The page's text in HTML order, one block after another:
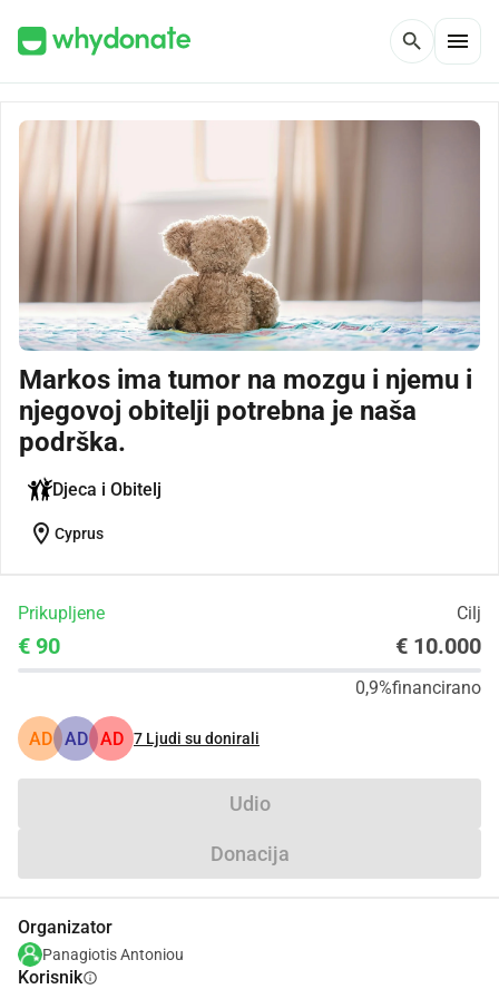
search menu
Markos ima tumor na mozgu i njemu i
njegovoj obitelji potrebna je naša
podrška.
Djeca i Obitelj
location_on Cyprus
Prikupljene Cilj
€ 90 € 10.000
0,9%financirano
AD AD AD 7 Ljudi su donirali
Udio
Donacija
Organizator
Panagiotis Antoniou
Korisnikinfo